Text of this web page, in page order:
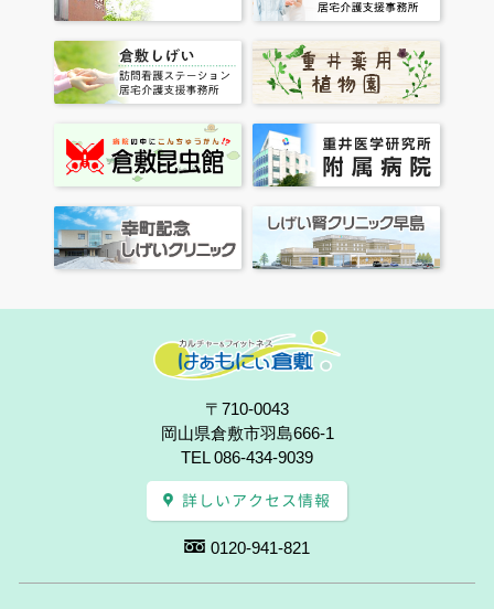
〒710-0043
岡山県倉敷市羽島666-1
TEL 086-434-9039
詳しいアクセス情報
0120-941-821